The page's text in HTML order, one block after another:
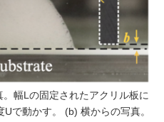
幅Lの固定されたアクリル板に
で動かす。 (b) 横からの写真。